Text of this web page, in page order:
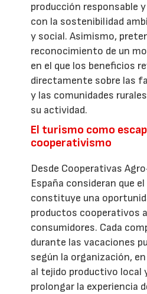
producción responsable
con la sostenibilidad
y social. Asimismo,
reconocimiento de un
en el que los beneficios
directamente sobre las
y las comunidades
su actividad.
El turismo como
cooperativismo
Desde Cooperativas
España consideran que
constituye una
productos cooperativos
consumidores. Cada
durante las vacaciones
según la organización,
al tejido productivo local
prolongar la experiencia